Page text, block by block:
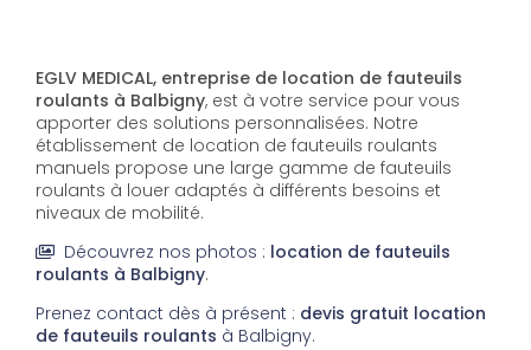
EGLV MEDICAL, entreprise de location de fauteuils
roulants à Balbigny, est à votre service pour vous
apporter des solutions personnalisées. Notre
établissement de location de fauteuils roulants
manuels propose une large gamme de fauteuils
roulants à louer adaptés à différents besoins et
niveaux de mobilité.
Découvrez nos photos : location de fauteuils
roulants à Balbigny.
Prenez contact dès à présent : devis gratuit location
de fauteuils roulants à Balbigny.